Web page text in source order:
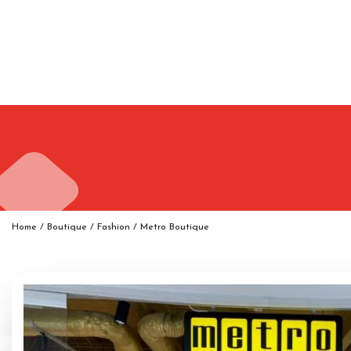
Home / Boutique / Fashion / Metro Boutique